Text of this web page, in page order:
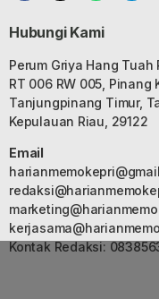
Hubungi Kami
Perum Griya Hang Tuah
RT 006 RW 005, Pinang
Tanjungpinang Timur,
Kepulauan Riau, 29122
Email
Kontak Redaksi: